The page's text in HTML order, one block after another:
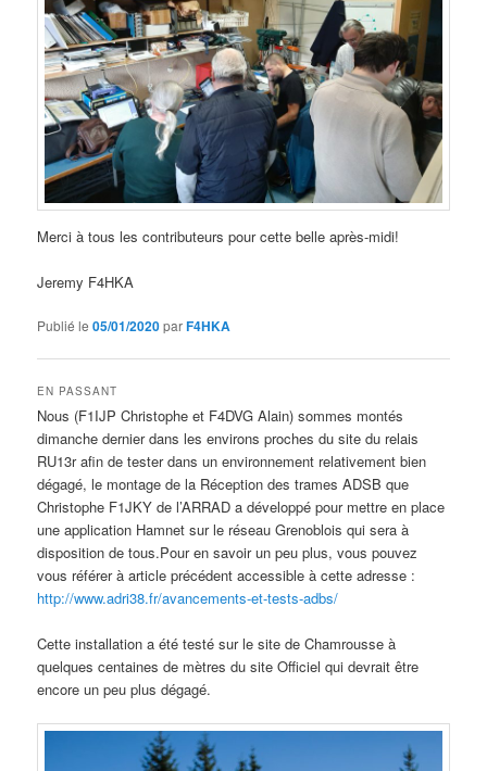
Merci à tous les contributeurs pour cette belle après-midi!
Jeremy F4HKA
Publié le05/01/2020parF4HKA
EN PASSANT
Nous (F1IJP Christophe et F4DVG Alain) sommes montés
dimanche dernier dans les environs proches du site du relais
RU13r afin de tester dans un environnement relativement bien
dégagé, le montage de la Réception des trames ADSB que
Christophe F1JKY de l’ARRAD a développé pour mettre en place
une application Hamnet sur le réseau Grenoblois qui sera à
disposition de tous.Pour en savoir un peu plus, vous pouvez
vous référer à article précédent accessible à cette adresse :
http://www.adri38.fr/avancements-et-tests-adbs/
Cette installation a été testé sur le site de Chamrousse à
quelques centaines de mètres du site Officiel qui devrait être
encore un peu plus dégagé.